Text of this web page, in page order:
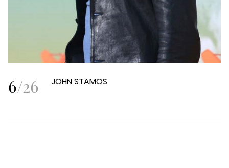
6/26 JOHN STAMOS